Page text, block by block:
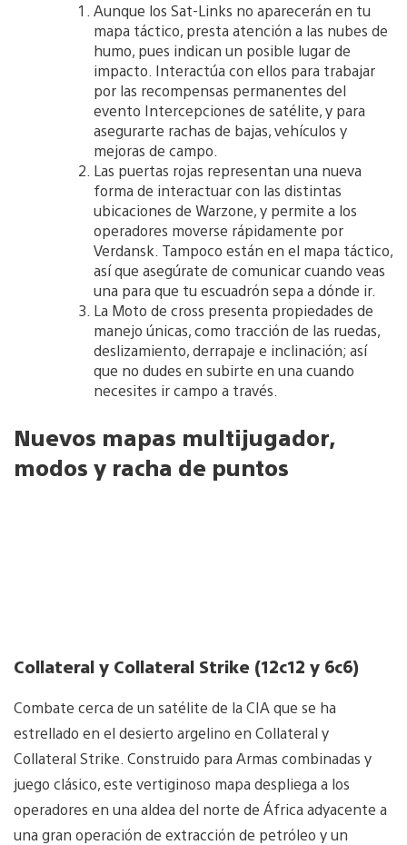
Aunque los Sat-Links no aparecerán en tu
mapa táctico, presta atención a las nubes de
humo, pues indican un posible lugar de
impacto. Interactúa con ellos para trabajar
por las recompensas permanentes del
evento Intercepciones de satélite, y para
asegurarte rachas de bajas, vehículos y
mejoras de campo.
Las puertas rojas representan una nueva
forma de interactuar con las distintas
ubicaciones de Warzone, y permite a los
operadores moverse rápidamente por
Verdansk. Tampoco están en el mapa táctico,
así que asegúrate de comunicar cuando veas
una para que tu escuadrón sepa a dónde ir.
La Moto de cross presenta propiedades de
manejo únicas, como tracción de las ruedas,
deslizamiento, derrapaje e inclinación; así
que no dudes en subirte en una cuando
necesites ir campo a través.
Nuevos mapas multijugador,
modos y racha de puntos
Collateral y Collateral Strike (12c12 y 6c6)
Combate cerca de un satélite de la CIA que se ha
estrellado en el desierto argelino en Collateral y
Collateral Strike. Construido para Armas combinadas y
juego clásico, este vertiginoso mapa despliega a los
operadores en una aldea del norte de África adyacente a
una gran operación de extracción de petróleo y un